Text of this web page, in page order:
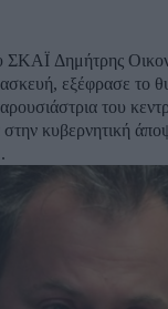
ΣΚΑΪ Δημήτρης
εξέφρασε το
του
κυβερνητική